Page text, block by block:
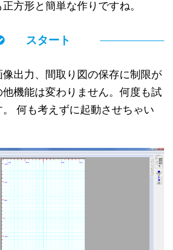
方形と簡単な作りですね。
スタート
出力、間取り図の保存に制限が
機能は変わりません。何度も試
何も考えずに起動させちゃい